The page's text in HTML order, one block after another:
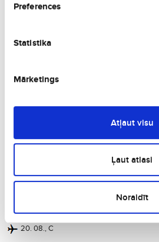
Preferences
Statistika
Mārketings
Atļaut visu
Ļaut atlasi
Noraidīt
14. 08., Pk
24. 08., P
22. 09., O
12. 08., T
20. 08., C